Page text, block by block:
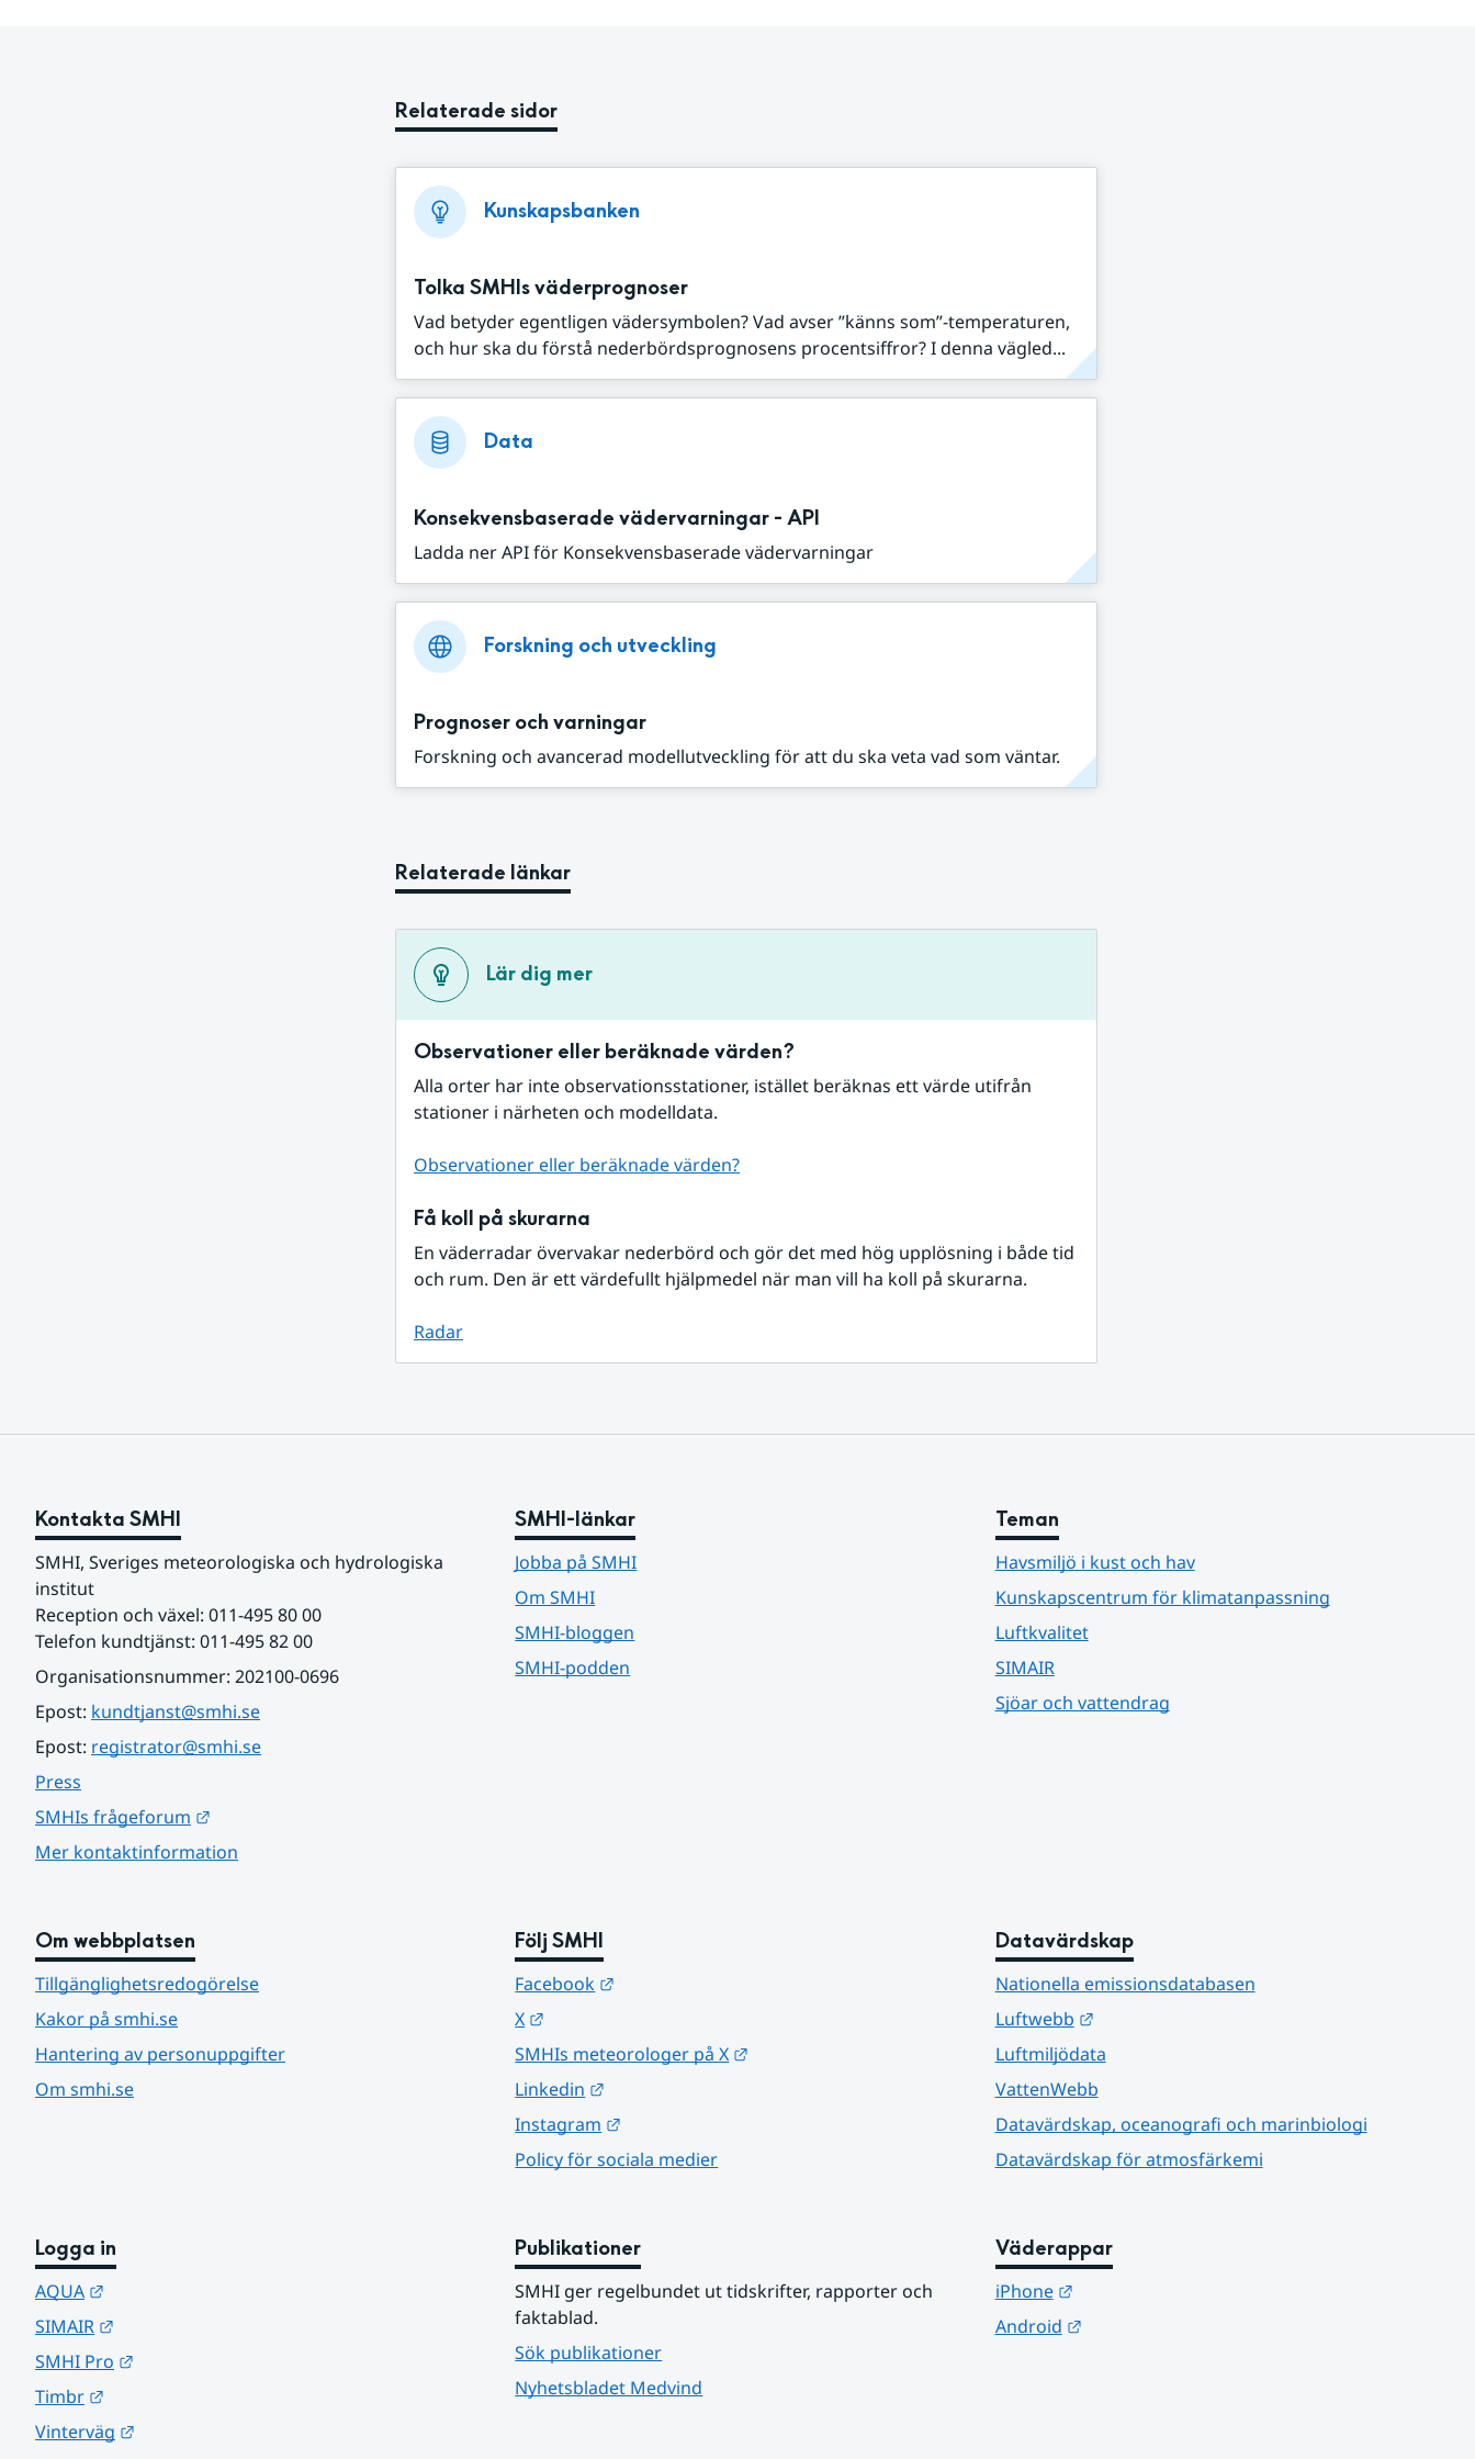
Relaterade sidor
Kunskapsbanken
Tolka SMHIs väderprognoser
Vad betyder egentligen vädersymbolen? Vad avser ”känns som”-temperaturen,
och hur ska du förstå nederbördsprognosens procentsiffror? I denna vägled...
Data
Konsekvensbaserade vädervarningar - API
Ladda ner API för Konsekvensbaserade vädervarningar
Forskning och utveckling
Prognoser och varningar
Forskning och avancerad modellutveckling för att du ska veta vad som väntar.
Relaterade länkar
Lär dig mer
Observationer eller beräknade värden?
Alla orter har inte observationsstationer, istället beräknas ett värde utifrån
stationer i närheten och modelldata.
Observationer eller beräknade värden?
Få koll på skurarna
En väderradar övervakar nederbörd och gör det med hög upplösning i både tid
och rum. Den är ett värdefullt hjälpmedel när man vill ha koll på skurarna.
Radar
Kontakta SMHI
SMHI, Sveriges meteorologiska och hydrologiska
institut
Reception och växel: 011-495 80 00
Telefon kundtjänst: 011-495 82 00
Organisationsnummer: 202100-0696
Epost: kundtjanst@smhi.se
Epost: registrator@smhi.se
Press
SMHIs frågeforum
Mer kontaktinformation
SMHI-länkar
Jobba på SMHI
Om SMHI
SMHI-bloggen
SMHI-podden
Teman
Havsmiljö i kust och hav
Kunskapscentrum för klimatanpassning
Luftkvalitet
SIMAIR
Sjöar och vattendrag
Om webbplatsen
Tillgänglighetsredogörelse
Kakor på smhi.se
Hantering av personuppgifter
Om smhi.se
Följ SMHI
Facebook
X
SMHIs meteorologer på X
Linkedin
Instagram
Policy för sociala medier
Datavärdskap
Nationella emissionsdatabasen
Luftwebb
Länk till annan webbplats.
Luftmiljödata
VattenWebb
Datavärdskap, oceanografi och marinbiologi
Datavärdskap för atmosfärkemi
Logga in
AQUA
SIMAIR
SMHI Pro
Timbr
Vinterväg
Publikationer
SMHI ger regelbundet ut tidskrifter, rapporter och
faktablad.
Sök publikationer
Nyhetsbladet Medvind
Väderappar
iPhone
Länk till annan webbplats.
Android
Länk till annan webbplats.